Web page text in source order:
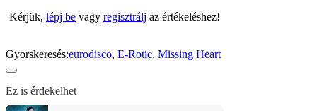
Kérjük, lépj be vagy regisztrálj az értékeléshez!
Gyorskeresés:eurodisco, E-Rotic, Missing Heart
Ez is érdekelhet